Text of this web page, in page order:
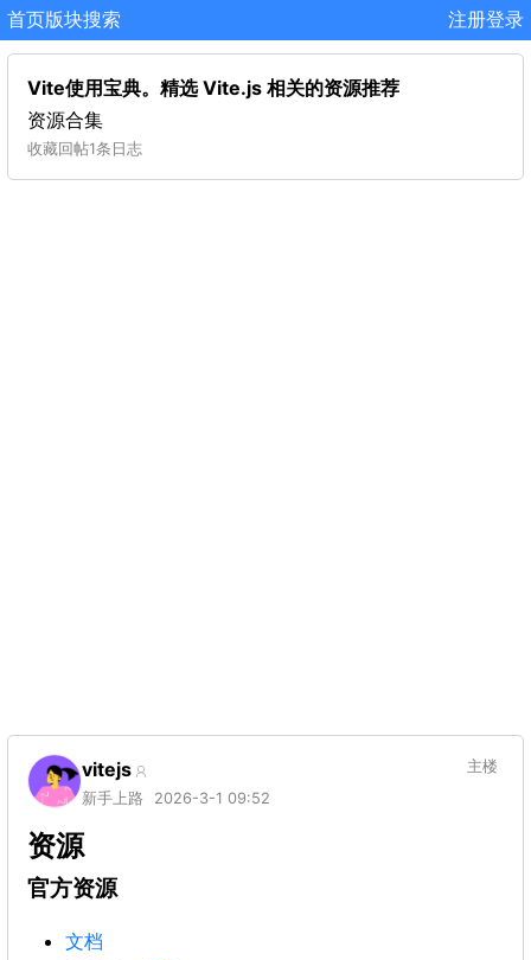
首页版块搜索 注册登录
Vite使用宝典。精选 Vite.js 相关的资源推荐
资源合集
收藏回帖1条日志
vitejs
新手上路 2026-3-1 09:52
主楼
资源
官方资源
文档